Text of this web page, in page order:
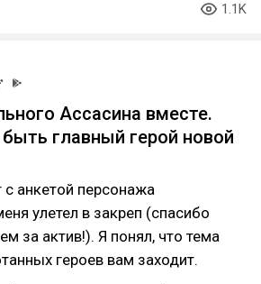
1.1K
Ассасина вместе.
главный герой новой
анкетой персонажа
улетел в закреп (спасибо
за актив!). Я понял, что тема
героев вам заходит.